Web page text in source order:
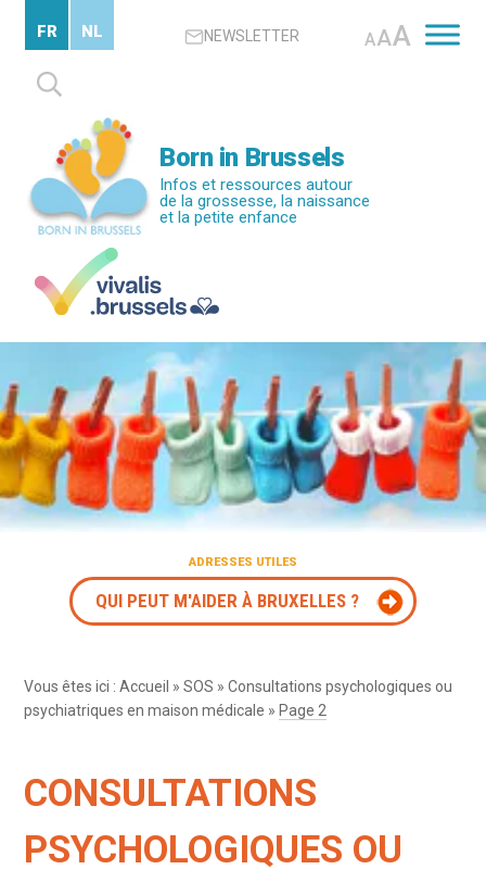
contenu
principal
NEWSLETTER AAA
Rechercher :
FR NL
Born in Brussels
Infos et ressources autour
de la grossesse, la naissance
et la petite enfance
ADRESSES UTILES
QUI PEUT M'AIDER À BRUXELLES ?
Vous êtes ici :Accueil »SOS »Consultations psychologiques ou
psychiatriques en maison médicale » Page 2
CONSULTATIONS
PSYCHOLOGIQUES OU